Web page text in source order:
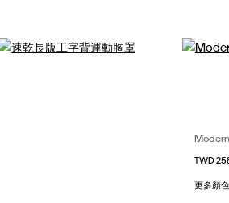
TWD
更多顏